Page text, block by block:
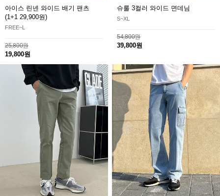
아이스 린넨 와이드 배기 팬츠
(1+1 29,900원)
FREE~L
25,800원
19,800원
슈룰 3컬러 와이드 면데님
S~XL
54,800원
39,800원